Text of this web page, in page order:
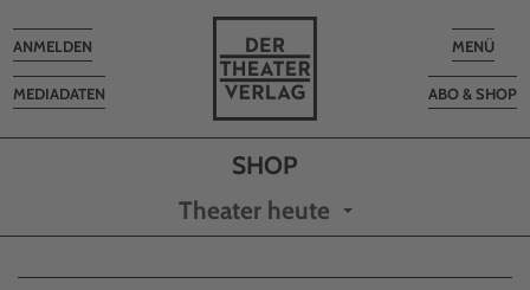
Toggle
MENÜ
ABO & SHOP
MEDIADATEN
Toggle
navigation
ANMELDEN
Theater heute